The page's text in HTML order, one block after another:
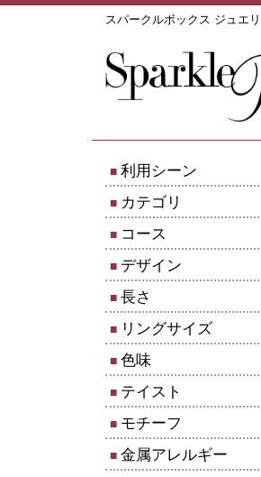
スパークルボックス ジュエ
利用シーン
カテゴリ
コース
デザイン
長さ
リングサイズ
色味
テイスト
モチーフ
金属アレルギー